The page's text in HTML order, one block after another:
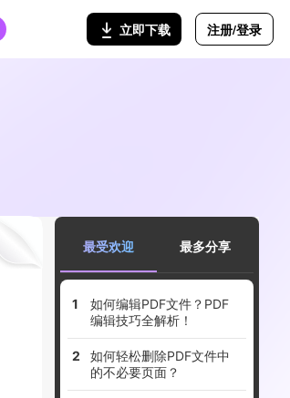
立即下载 注册/登录
最受欢迎 最多分享
如何编辑PDF文件？PDF
编辑技巧全解析！
如何轻松删除PDF文件中
的不必要页面？